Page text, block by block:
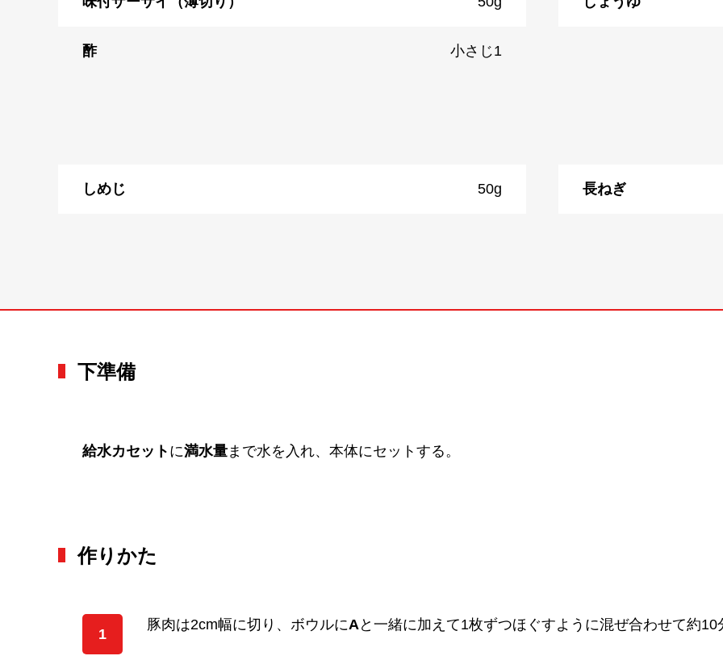
酢 小さじ1
しめじ 50g 長ねぎ
下準備
給水カセット に満水量まで水を入れ、本体にセットする。
作りかた
1
豚肉は2cm幅に切り、ボウルにAと一緒に加えて1枚ずつほぐすように混ぜ合わせて約10